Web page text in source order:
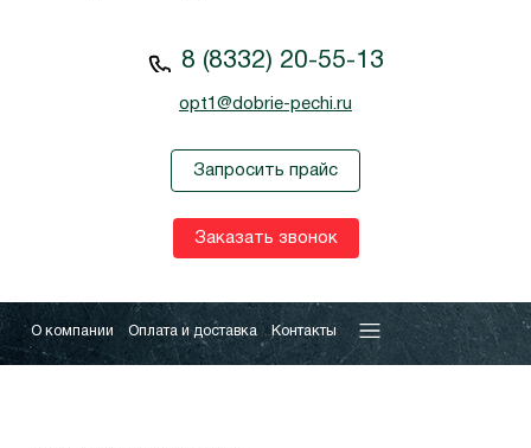
8 (8332) 20-55-13
opt1@dobrie-pechi.ru
Запросить прайс
Заказать звонок
О компании Оплата и доставка Контакты